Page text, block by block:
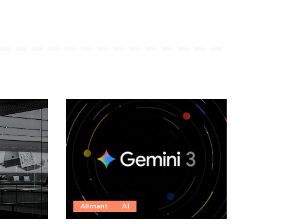
Allmänt AI